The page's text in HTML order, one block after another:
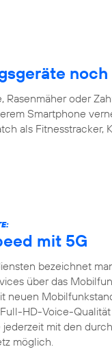
Rasenmäher oder
Smartphone
als Fitnesstracker,
mit 5G
bezeichnet
über das
neuen
HD-Voice-
mit den
möglich.